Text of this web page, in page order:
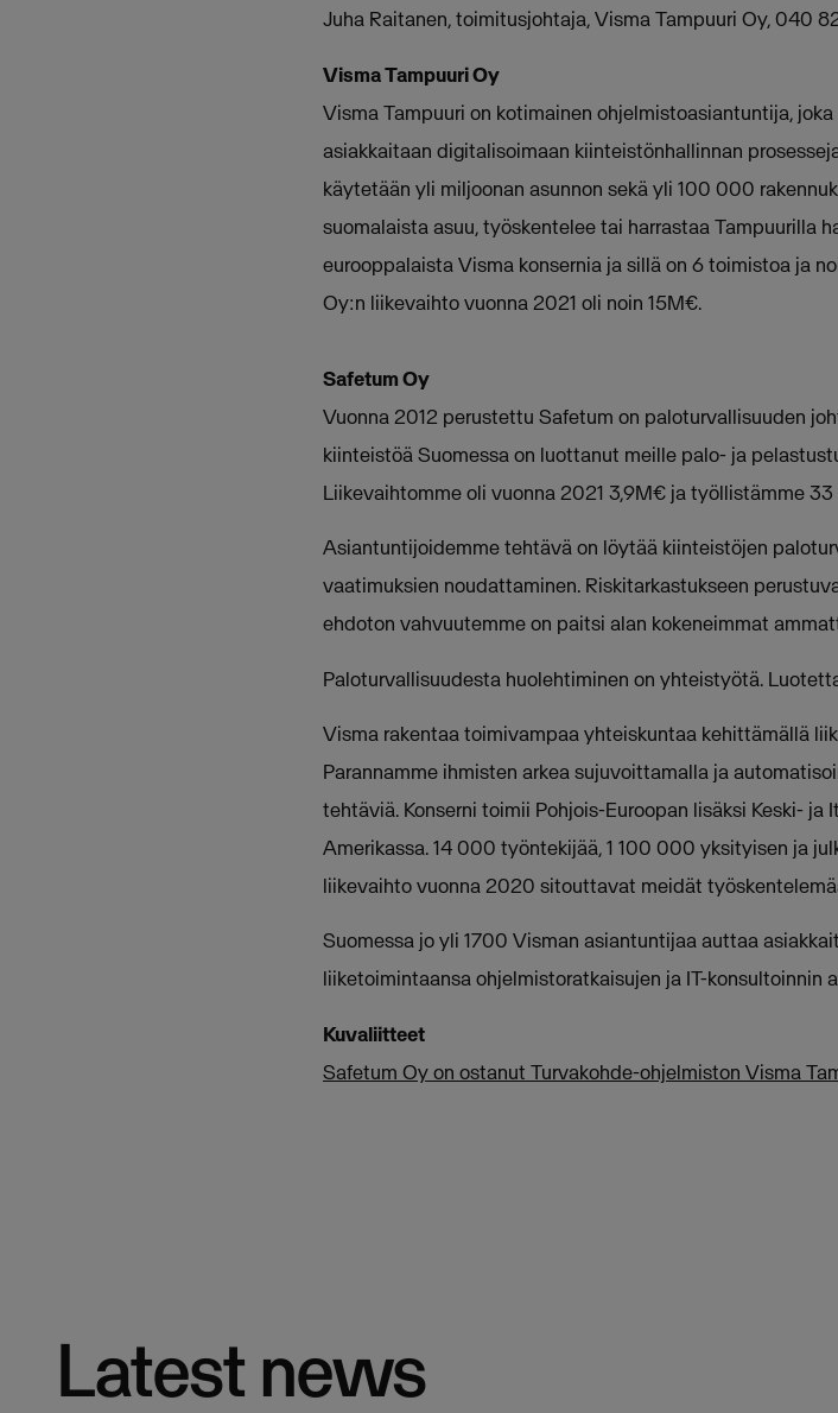
Juha Raitanen, toimitusjohtaja, Visma Tampuuri Oy, 040
Visma Tampuuri Oy
Visma Tampuuri on kotimainen ohjelmistoasiantuntija,
asiakkaitaan digitalisoimaan kiinteistönhallinnan
käytetään yli miljoonan asunnon sekä yli 100 000
suomalaista asuu, työskentelee tai harrastaa Tampuurilla
eurooppalaista Visma konsernia ja sillä on 6 toimistoa ja
Oy:n liikevaihto vuonna 2021 oli noin 15M€.
Safetum Oy
Vuonna 2012 perustettu Safetum on paloturvallisuuden
kiinteistöä Suomessa on luottanut meille palo- ja
Liikevaihtomme oli vuonna 2021 3,9M€ ja työllistämme
Asiantuntijoidemme tehtävä on löytää kiinteistöjen
vaatimuksien noudattaminen. Riskitarkastukseen
ehdoton vahvuutemme on paitsi alan kokeneimmat
Paloturvallisuudesta huolehtiminen on yhteistyötä.
Visma rakentaa toimivampaa yhteiskuntaa kehittämällä
Parannamme ihmisten arkea sujuvoittamalla ja
tehtäviä. Konserni toimii Pohjois-Euroopan lisäksi Keski-
Amerikassa. 14 000 työntekijää, 1 100 000 yksityisen ja
liikevaihto vuonna 2020 sitouttavat meidät
Suomessa jo yli 1700 Visman asiantuntijaa auttaa
liiketoimintaansa ohjelmistoratkaisujen ja IT-konsultoinnin
Kuvaliitteet
Safetum Oy on ostanut Turvakohde-ohjelmiston Visma
Latest news